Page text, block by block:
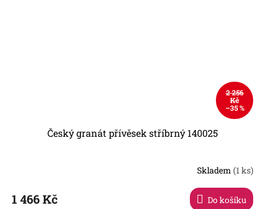
2 256
Kč
–35 %
Český granát přívěsek stříbrný 140025
Skladem (1 ks)
1 466 Kč Do košíku